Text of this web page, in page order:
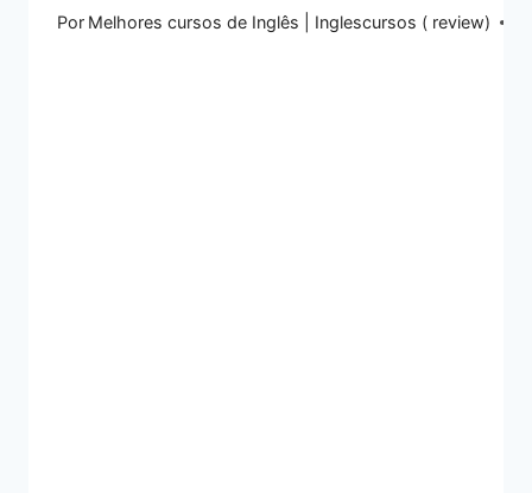
Por Melhores cursos de Inglês | Inglescursos ( review)